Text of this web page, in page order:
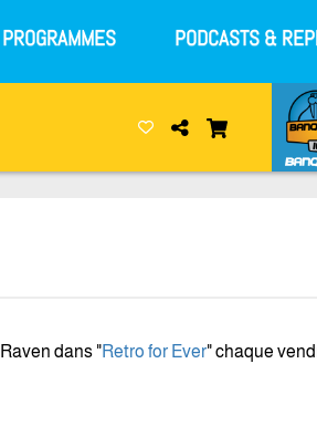
PODCASTS &
dans "Retro for Ever" chaque